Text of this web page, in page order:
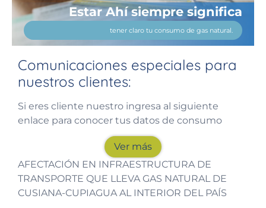
Estar Ahí siempre significa
tener claro tu consumo de gas natural.
Comunicaciones especiales para
nuestros clientes:
Si eres cliente nuestro ingresa al siguiente
enlace para conocer tus datos de consumo
Ver más
AFECTACIÓN EN INFRAESTRUCTURA DE
TRANSPORTE QUE LLEVA GAS NATURAL DE
CUSIANA-CUPIAGUA AL INTERIOR DEL PAÍS